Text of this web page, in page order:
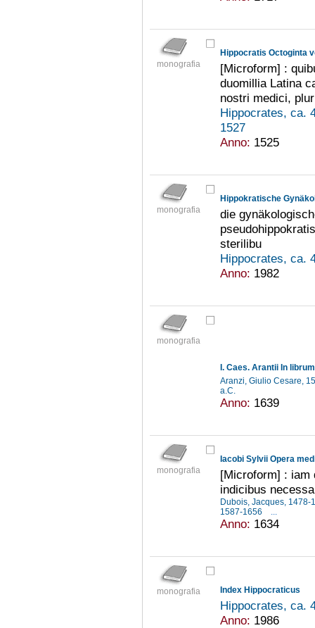
monografia
Hippocratis Octoginta
[Microform] :
duomillia Latina
nostri medici,
Hippocrates, ca.
1527
Anno: 1525
monografia
Hippokratische
die
sterilibu
Hippocrates, ca.
Anno: 1982
monografia
Aranzi, Giulio Cesare,
a.C.
Anno: 1639
monografia
Iacobi Sylvii Opera
[Microform] : iam
indicibus
Dubois, Jacques, 1478-
1587-1656
...
Anno: 1634
monografia Index Hippocraticus
Hippocrates, ca.
Anno: 1986